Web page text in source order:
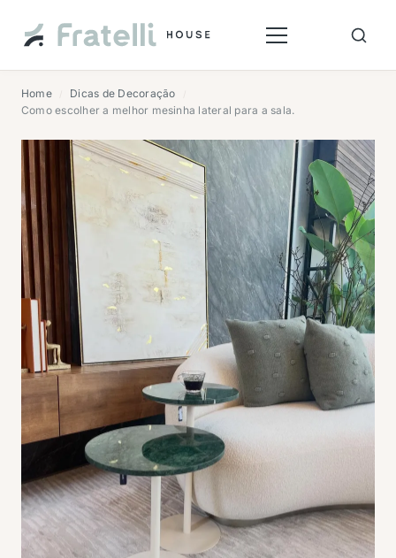
Home Dicas de Decoração
Como escolher a melhor mesinha lateral para a sala.